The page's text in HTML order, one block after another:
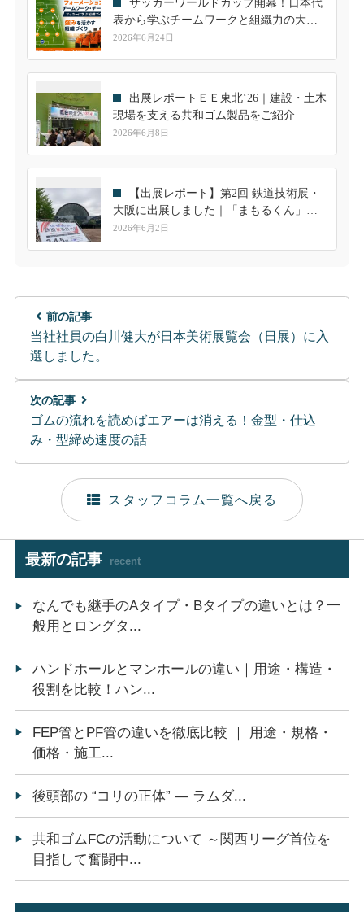
サッカーワールドカップ開幕！日本代
表から学ぶチームワークと組織力の大切
さ
2026年6月24日
出展レポートＥＥ東北‘26｜建設・土木
現場を支える共和ゴム製品をご紹介
2026年6月8日
【出展レポート】第2回 鉄道技術展・
大阪に出展しました｜「まもるくん」へ
の高い関心を実感
2026年6月2日
前の記事
当社社員の白川健大が日本美術展覧会（日展）に入
選しました。
次の記事
ゴムの流れを読めばエアーは消える！金型・仕込
み・型締め速度の話
スタッフコラム一覧へ戻る
最新の記事 recent
なんでも継手のAタイプ・Bタイプの違いとは？一
般用とロングタ...
ハンドホールとマンホールの違い｜用途・構造・
役割を比較！ハン...
FEP管とPF管の違いを徹底比較 ｜ 用途・規格・
価格・施工...
後頭部の “コリの正体” ― ラムダ...
共和ゴムFCの活動について ～関西リーグ首位を
目指して奮闘中...